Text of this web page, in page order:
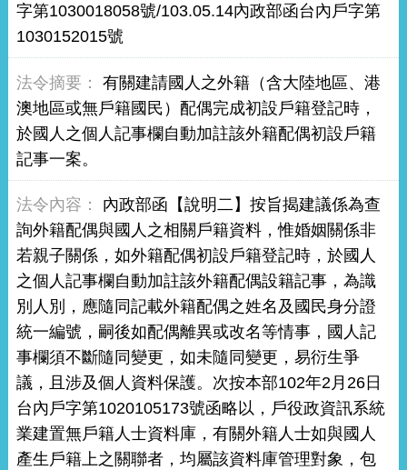
字第1030018058號/103.05.14內政部函台內戶字第
1030152015號
有關建請國人之外籍（含大陸地區、港
澳地區或無戶籍國民）配偶完成初設戶籍登記時，
於國人之個人記事欄自動加註該外籍配偶初設戶籍
記事一案。
內政部函【說明二】按旨揭建議係為查
詢外籍配偶與國人之相關戶籍資料，惟婚姻關係非
若親子關係，如外籍配偶初設戶籍登記時，於國人
之個人記事欄自動加註該外籍配偶設籍記事，為識
別人別，應隨同記載外籍配偶之姓名及國民身分證
統一編號，嗣後如配偶離異或改名等情事，國人記
事欄須不斷隨同變更，如未隨同變更，易衍生爭
議，且涉及個人資料保護。次按本部102年2月26日
台內戶字第1020105173號函略以，戶役政資訊系統
業建置無戶籍人士資料庫，有關外籍人士如與國人
產生戶籍上之關聯者，均屬該資料庫管理對象，包